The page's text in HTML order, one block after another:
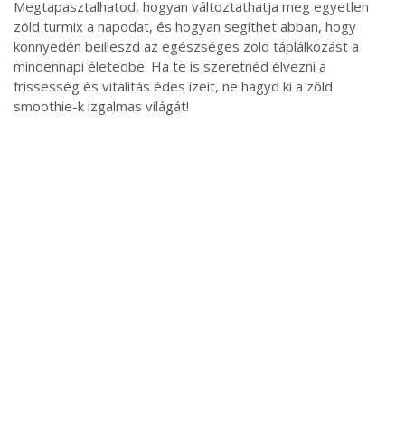
Megtapasztalhatod, hogyan változtathatja meg egyetlen
zöld turmix a napodat, és hogyan segíthet abban, hogy
könnyedén beilleszd az egészséges zöld táplálkozást a
mindennapi életedbe. Ha te is szeretnéd élvezni a
frissesség és vitalitás édes ízeit, ne hagyd ki a zöld
smoothie-k izgalmas világát!